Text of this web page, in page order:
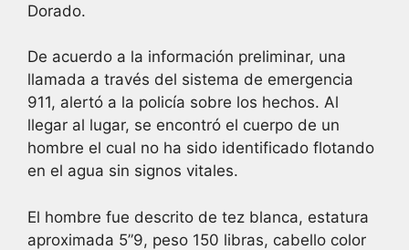
Dorado.
De acuerdo a la información preliminar, una
llamada a través del sistema de emergencia
911, alertó a la policía sobre los hechos. Al
llegar al lugar, se encontró el cuerpo de un
hombre el cual no ha sido identificado flotando
en el agua sin signos vitales.
El hombre fue descrito de tez blanca, estatura
aproximada 5”9, peso 150 libras, cabello color